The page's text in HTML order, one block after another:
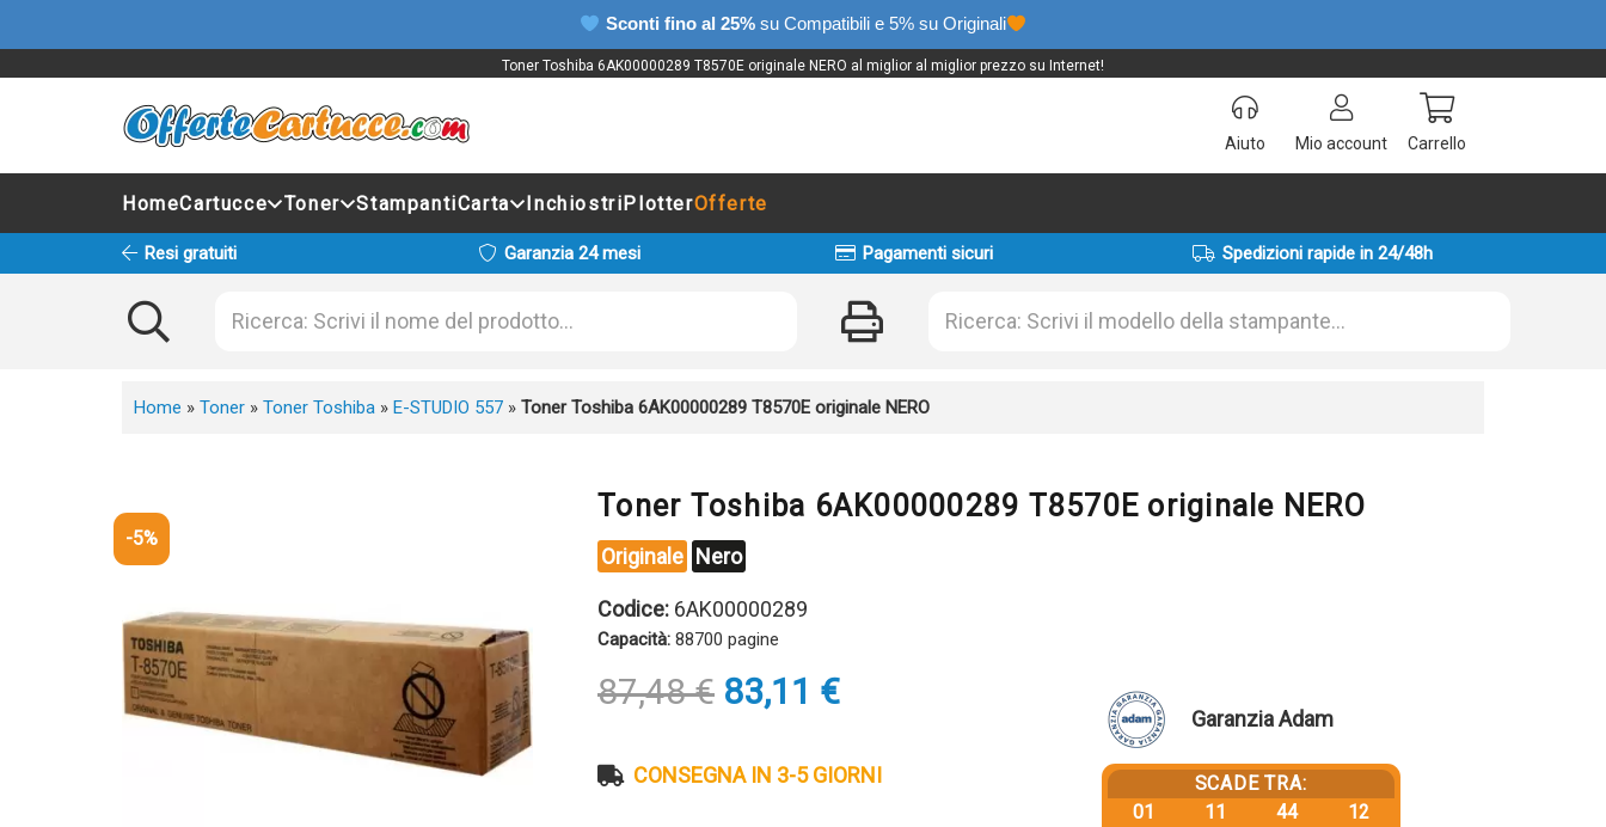
Sconti fino al 25% su Compatibili e 5% su Originali
Toner Toshiba 6AK00000289 T8570E originale NERO al miglior al miglior prezzo su Internet!
Aiuto Mio account Carrello
HomeCartucce Toner StampantiCarta InchiostriPlotterOfferte
Resi gratuiti Garanzia 24 mesi Pagamenti sicuri Spedizioni rapide in 24/48h
Home » Toner » Toner Toshiba » E-STUDIO 557 » Toner Toshiba 6AK00000289 T8570E originale NERO
-5%
Toner Toshiba 6AK00000289 T8570E originale NERO
Originale Nero
Codice: 6AK00000289
Capacità: 88700 pagine
87,48€ Il
prezzo
era:
83,11 €Il
è:
CONSEGNA IN 3-5 GIORNI
Garanzia Adam
SCADE TRA:
01
11
44
11